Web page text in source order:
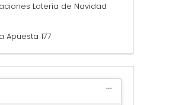
Lotería de Navidad
Apuesta 177